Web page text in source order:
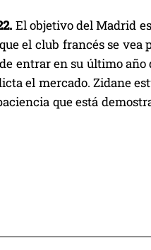
El objetivo del Madrid
el club francés se
entrar en su último
el mercado. Zidane
que está